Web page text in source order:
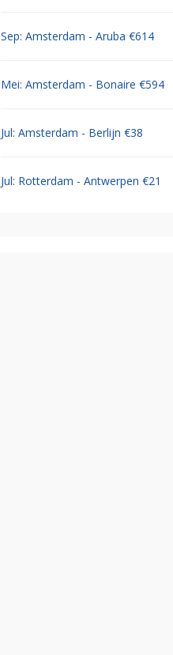
Sep: Amsterdam - Aruba €614
Mei: Amsterdam - Bonaire €594
Jul: Amsterdam - Berlijn €38
Jul: Rotterdam - Antwerpen €21